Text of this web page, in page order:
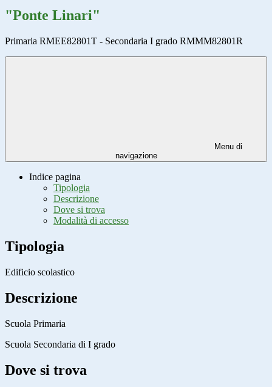
"Ponte Linari"
Primaria RMEE82801T - Secondaria I grado RMMM82801R
Menu di
navigazione
Indice pagina
Tipologia
Descrizione
Dove si trova
Modalità di accesso
Tipologia
Edificio scolastico
Descrizione
Scuola Primaria
Scuola Secondaria di I grado
Dove si trova